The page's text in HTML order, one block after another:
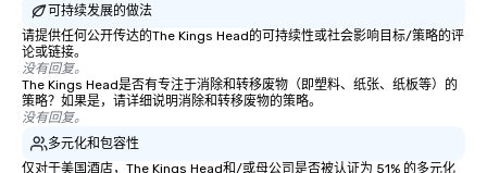
可持续发展的做法
请提供任何公开传达的The Kings Head的可持续性或社会影响目标/策略的评
论或链接。
没有回复。
The Kings Head是否有专注于消除和转移废物（即塑料、纸张、纸板等）的
策略？如果是，请详细说明消除和转移废物的策略。
没有回复。
多元化和包容性
仅对于美国酒店，The Kings Head和/或母公司是否被认证为 51% 的多元化